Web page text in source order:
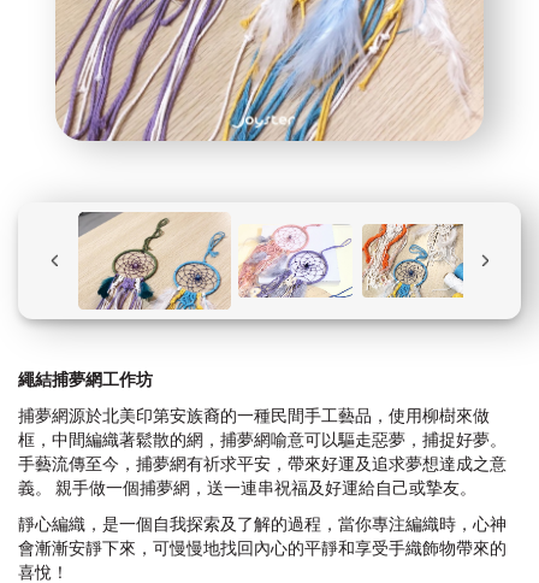
繩結捕夢網工作坊
捕夢網源於北美印第安族裔的一種民間手工藝品，使用柳樹來做
框，中間編織著鬆散的網，捕夢網喻意可以驅走惡夢，捕捉好夢。
手藝流傳至今，捕夢網有祈求平安，帶來好運及追求夢想達成之意
義。 親手做一個捕夢網，送一連串祝福及好運給自己或摯友。
靜心編織，是一個自我探索及了解的過程，當你專注編織時，心神
會漸漸安靜下來，可慢慢地找回內心的平靜和享受手織飾物帶來的
喜悅！